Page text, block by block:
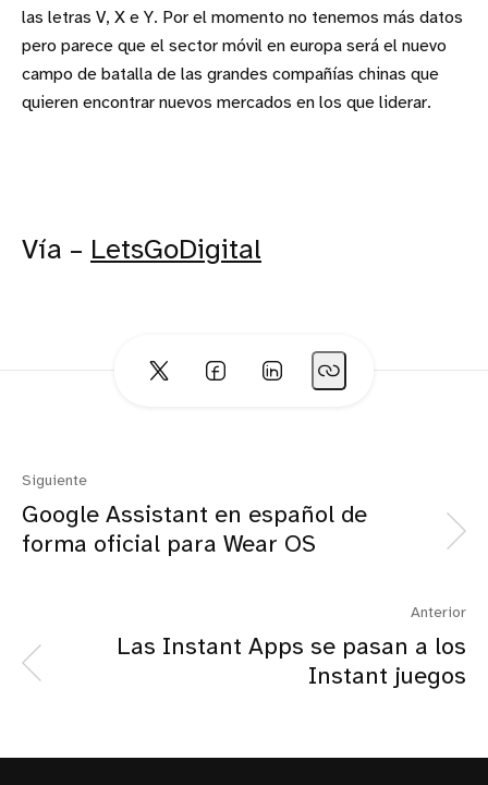
las letras V, X e Y. Por el momento no tenemos más datos
pero parece que el sector móvil en europa será el nuevo
campo de batalla de las grandes compañías chinas que
quieren encontrar nuevos mercados en los que liderar.
Vía – LetsGoDigital
Siguiente
Google Assistant en español de
forma oficial para Wear OS
Anterior
Las Instant Apps se pasan a los
Instant juegos